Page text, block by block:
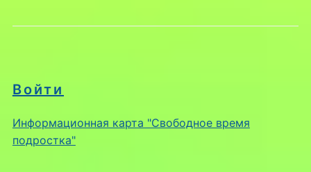
Войти
Информационная карта "Свободное время
подростка"